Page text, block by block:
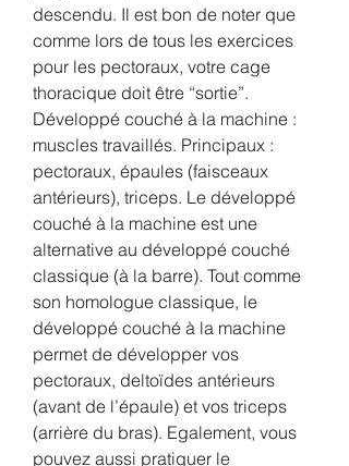
descendu. Il est bon de noter que
comme lors de tous les exercices
pour les pectoraux, votre cage
thoracique doit être “sortie”.
Développé couché à la machine :
muscles travaillés. Principaux :
pectoraux, épaules (faisceaux
antérieurs), triceps. Le développé
couché à la machine est une
alternative au développé couché
classique (à la barre). Tout comme
son homologue classique, le
développé couché à la machine
permet de développer vos
pectoraux, deltoïdes antérieurs
(avant de l’épaule) et vos triceps
(arrière du bras). Egalement, vous
pouvez aussi pratiquer le